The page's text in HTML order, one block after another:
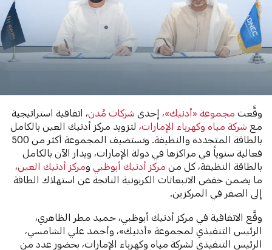
وقَّعتمجموعة «أدنيك»، إحدىشركات مُدن، اتفاقية استراتيجية
مع شركة مياه وكهرباء الإمارات، لتزويد مركز أدنيك العين بالكامل
بالطاقة المتجددة والنظيفة. وتستضيف المجموعة أكثر من 500
فعالية سنوياً في مراكزها في دولة الإمارات، ويدار الآن بالكامل
بالطاقة النظيفة، كل منمركز أدنيك أبوظبي ومركز أدنيك العين،
ما يضمن خفض الانبعاثات الكربونية الناتجة عن استهلاك الطاقة
إلى الصفر في المركزين.
وقَّع الاتفاقية في مركز أدنيك أبوظبي، حميد مطر الظاهري،
الرئيس التنفيذي لمجموعة «أدنيك»، وأحمد علي الشامسي،
الرئيس التنفيذي لشركة مياه وكهرباء الإمارات، بحضور عدد من